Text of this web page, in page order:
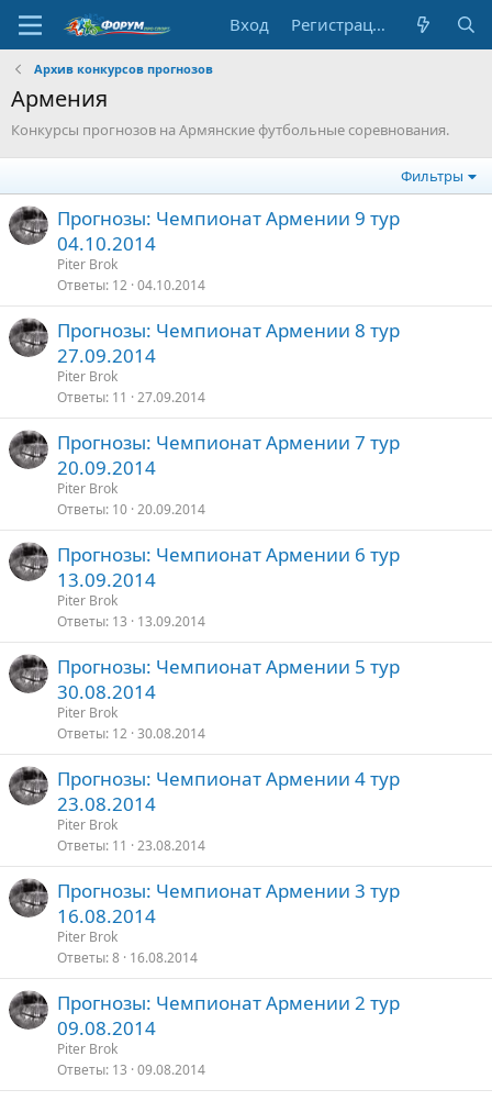
Вход Регистрация
Архив конкурсов прогнозов
Армения
Конкурсы прогнозов на Армянские футбольные соревнования.
Фильтры
Прогнозы: Чемпионат Армении 9 тур
04.10.2014
Piter Brok
Ответы 12 04.10.2014
Прогнозы: Чемпионат Армении 8 тур
27.09.2014
Piter Brok
Ответы 11 27.09.2014
Прогнозы: Чемпионат Армении 7 тур
20.09.2014
Piter Brok
Ответы 10 20.09.2014
Прогнозы: Чемпионат Армении 6 тур
13.09.2014
Piter Brok
Ответы 13 13.09.2014
Прогнозы: Чемпионат Армении 5 тур
30.08.2014
Piter Brok
Ответы 12 30.08.2014
Прогнозы: Чемпионат Армении 4 тур
23.08.2014
Piter Brok
Ответы 11 23.08.2014
Прогнозы: Чемпионат Армении 3 тур
16.08.2014
Piter Brok
Ответы 8 16.08.2014
Прогнозы: Чемпионат Армении 2 тур
09.08.2014
Piter Brok
Ответы 13 09.08.2014